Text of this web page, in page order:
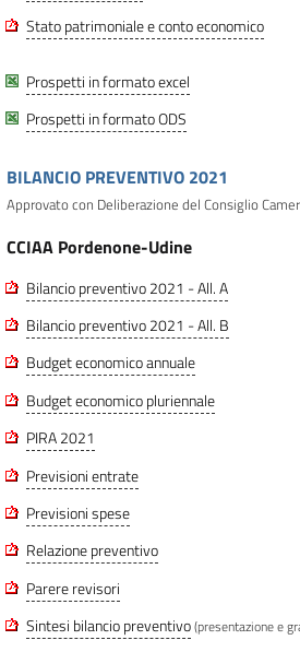
Stato patrimoniale e conto economico
Prospetti in formato excel
Prospetti in formato ODS
BILANCIO PREVENTIVO 2021
Approvato con Deliberazione del Consiglio
CCIAA Pordenone-Udine
Bilancio preventivo 2021 - All. A
Bilancio preventivo 2021 - All. B
Budget economico annuale
Budget economico pluriennale
PIRA 2021
Previsioni entrate
Previsioni spese
Relazione preventivo
Parere revisori
Sintesi bilancio preventivo(presentazione e